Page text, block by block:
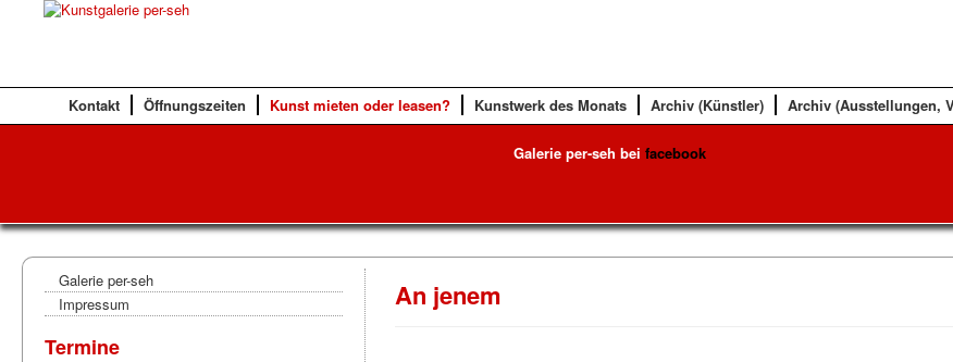
Kontakt Öffnungszeiten Kunst mieten oder leasen? Kunstwerk des Monats Archiv (Künstler) Archiv (Ausstellungen,
Galerie per-seh bei facebook
Galerie per-seh
Impressum
Termine
An jenem